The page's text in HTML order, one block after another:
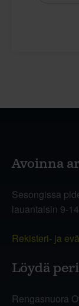
Avoinna
Sesongissa
lauantaisin 9-
Rekisteri- ja
Löydä
Rengasnuora